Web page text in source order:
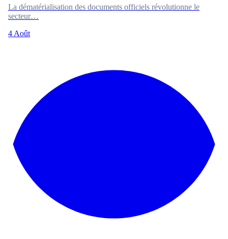
La dématérialisation des documents officiels révolutionne le
secteur…
4 Août